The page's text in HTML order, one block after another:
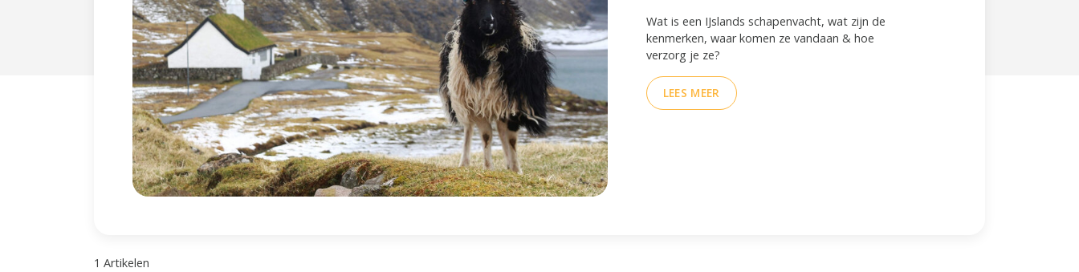
Wat is een IJslands schapenvacht, wat zijn de
kenmerken, waar komen ze vandaan & hoe
verzorg je ze?
LEES MEER
1 Artikelen